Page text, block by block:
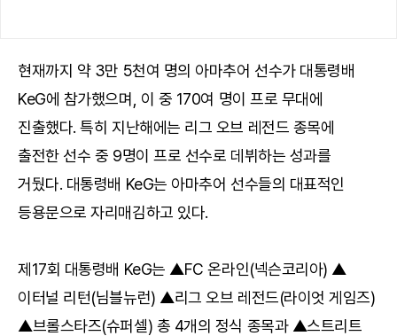
현재까지 약 3만 5천여 명의 아마추어 선수가 대통령배
KeG에 참가했으며, 이 중 170여 명이 프로 무대에
진출했다. 특히 지난해에는 리그 오브 레전드 종목에
출전한 선수 중 9명이 프로 선수로 데뷔하는 성과를
거뒀다. 대통령배 KeG는 아마추어 선수들의 대표적인
등용문으로 자리매김하고 있다.
제17회 대통령배 KeG는 ▲FC 온라인(넥슨코리아) ▲
이터널 리턴(님블뉴런) ▲리그 오브 레전드(라이엇 게임즈)
▲브롤스타즈(슈퍼셀) 총 4개의 정식 종목과 ▲스트리트